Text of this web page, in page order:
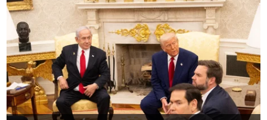
оставалось ничего другого как констатировать
смерть.